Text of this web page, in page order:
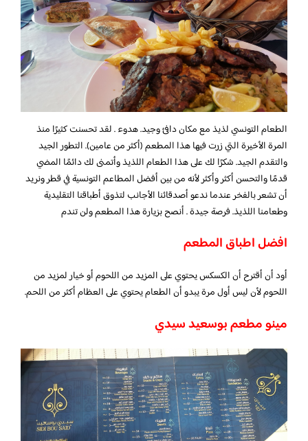
الطعام التونسي لذيذ مع مكان دافئ وجيد. هدوء . لقد تحسنت كثيرًا منذ
المرة الأخيرة التي زرت فيها هذا المطعم (أكثر من عامين). التطور الجيد
والتقدم الجيد. شكرًا لك على هذا الطعام اللذيذ وأتمنى لك دائمًا المضي
قدمًا والتحسن أكثر وأكثر لأنه من بين أفضل المطاعم التونسية في قطر ونريد
أن تشعر بالفخر عندما ندعو أصدقائنا الأجانب لتذوق أطباقنا التقليدية
وطعامنا اللذيذ. فرصة جيدة . أنصح بزيارة هذا المطعم ولن تندم
افضل اطباق المطعم
أود أن أقترح أن الكسكس يحتوي على المزيد من اللحوم أو خيار لمزيد من
اللحوم لأن ليس أول مرة يبدو أن الطعام يحتوي على العظام أكثر من اللحم.
مينو مطعم بوسعيد سيدي